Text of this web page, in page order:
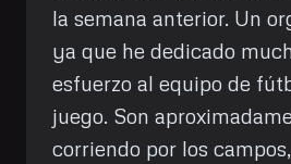
la semana anterior. Un
ya que he dedicado
esfuerzo al equipo de
juego. Son
corriendo por los